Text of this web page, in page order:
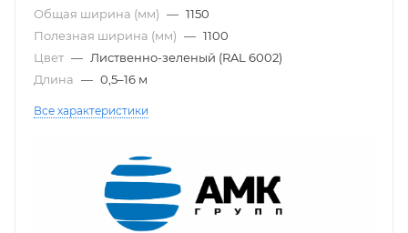
Общая ширина (мм) — 1150
Полезная ширина (мм) — 1100
Цвет — Лиственно-зеленый (RAL 6002)
Длина — 0,5–16 м
Все характеристики